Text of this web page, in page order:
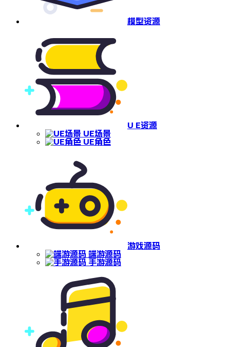
模型资源
U E资源
UE场景
UE角色
游戏源码
端游源码
手游源码